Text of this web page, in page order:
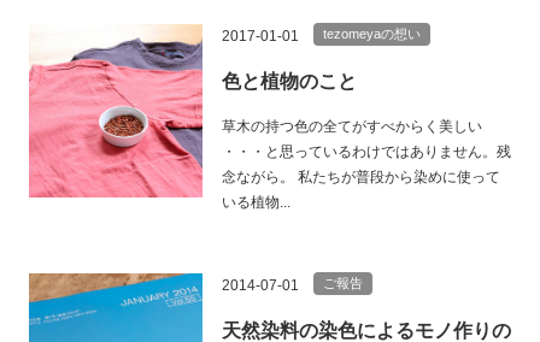
2017-01-01 tezomeyaの想い
色と植物のこと
草木の持つ色の全てがすべからく美しい
・・・と思っているわけではありません。残
念ながら。 私たちが普段から染めに使って
いる植物...
2014-07-01 ご報告
天然染料の染色によるモノ作りの